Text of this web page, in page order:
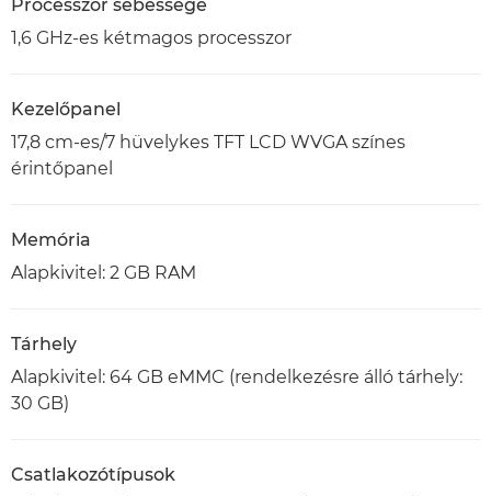
Processzor sebessége
1,6 GHz-es kétmagos processzor
Kezelőpanel
17,8 cm-es/7 hüvelykes TFT LCD WVGA színes
érintőpanel
Memória
Alapkivitel: 2 GB RAM
Tárhely
Alapkivitel: 64 GB eMMC (rendelkezésre álló tárhely:
30 GB)
Csatlakozótípusok